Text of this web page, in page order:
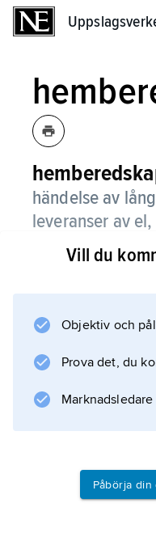
händelse av
leveranser av
värme,
samt hygien.
utrustning
förberedd hemma”.
Vill du
Objektiv och
Prova det, du
Påbörja